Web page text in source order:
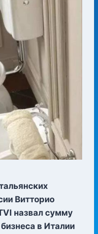
Витторио
назвал сумму
в Италии